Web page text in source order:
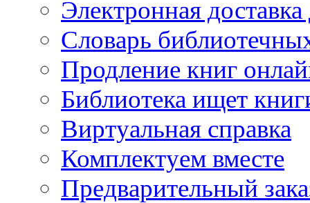
Электронная
Словарь
Продление книг
Библиотека ищет
Виртуальная справка
Комплектуем вместе
Предварительный